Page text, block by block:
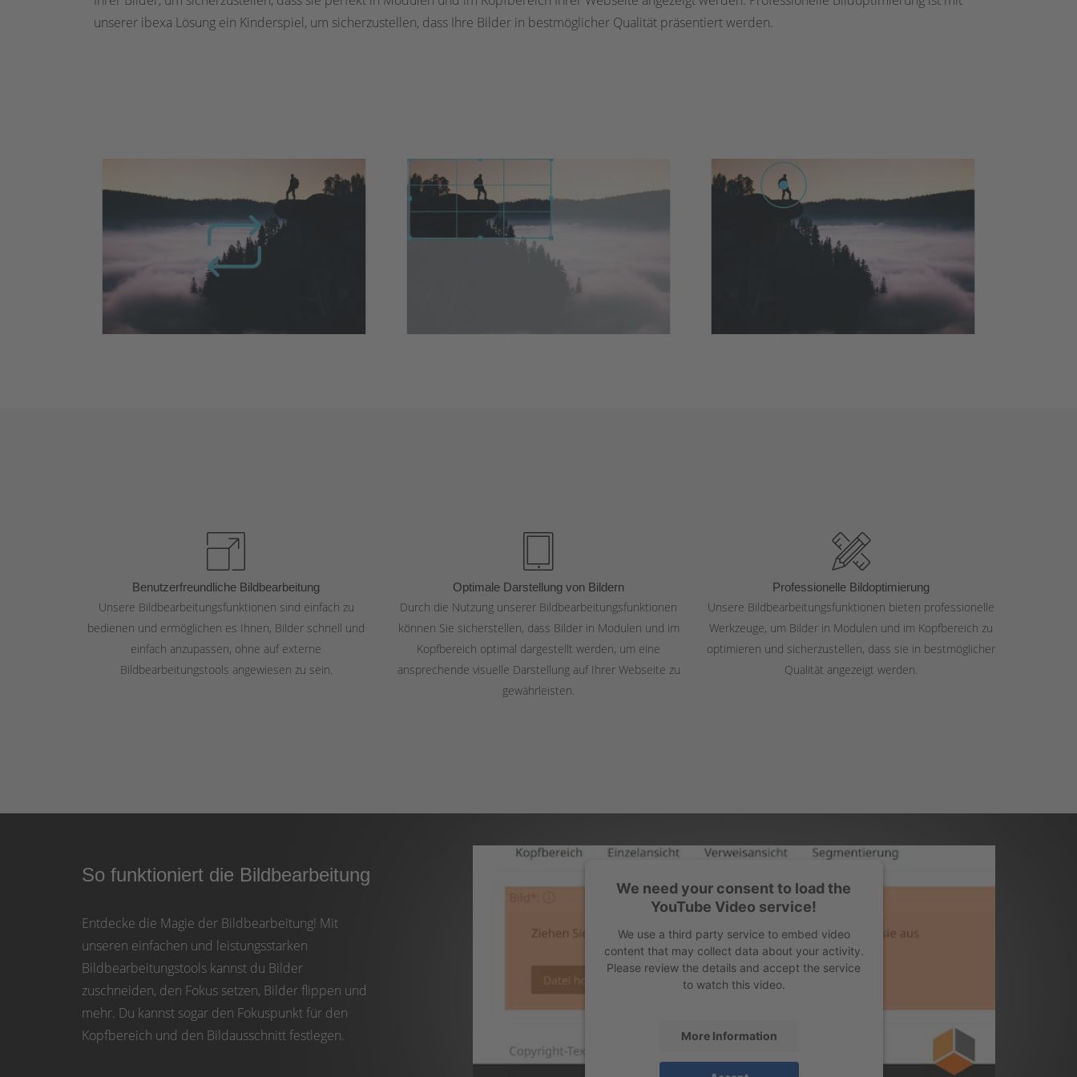
unserer ibexa Lösung ein Kinderspiel, um sicherzustellen, dass Ihre Bilder in bestmöglicher Qualität präsentiert werden.
Benutzerfreundliche Bildbearbeitung
Unsere Bildbearbeitungsfunktionen sind einfach zu
bedienen und ermöglichen es Ihnen, Bilder schnell und
einfach anzupassen, ohne auf externe
Bildbearbeitungstools angewiesen zu sein.
Optimale Darstellung von Bildern
Durch die Nutzung unserer Bildbearbeitungsfunktionen
können Sie sicherstellen, dass Bilder in Modulen und im
Kopfbereich optimal dargestellt werden, um eine
ansprechende visuelle Darstellung auf Ihrer Webseite zu
gewährleisten.
Professionelle Bildoptimierung
Unsere Bildbearbeitungsfunktionen bieten professionelle
Werkzeuge, um Bilder in Modulen und im Kopfbereich zu
optimieren und sicherzustellen, dass sie in bestmöglicher
Qualität angezeigt werden.
We need your consent to load the
YouTube Video service!
We use a third party service to embed video
content that may collect data about your activity.
Please review the details and accept the service
to watch this video.
More Information
So funktioniert die Bildbearbeitung
Entdecke die Magie der Bildbearbeitung! Mit
unseren einfachen und leistungsstarken
Bildbearbeitungstools kannst du Bilder
zuschneiden, den Fokus setzen, Bilder flippen und
mehr. Du kannst sogar den Fokuspunkt für den
Kopfbereich und den Bildausschnitt festlegen.